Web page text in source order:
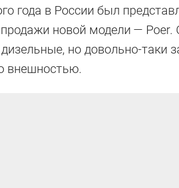
года в России был
новой модели —
но довольно-таки
внешностью.